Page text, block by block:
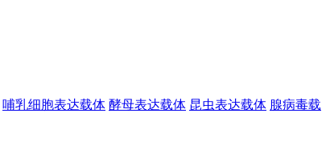
哺乳细胞表达载体 酵母表达载体 昆虫表达载体 腺病毒载